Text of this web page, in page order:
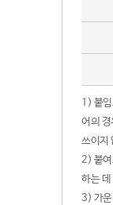
1) 붙
어의
쓰이지
2) 붙여
하는
3) 가운